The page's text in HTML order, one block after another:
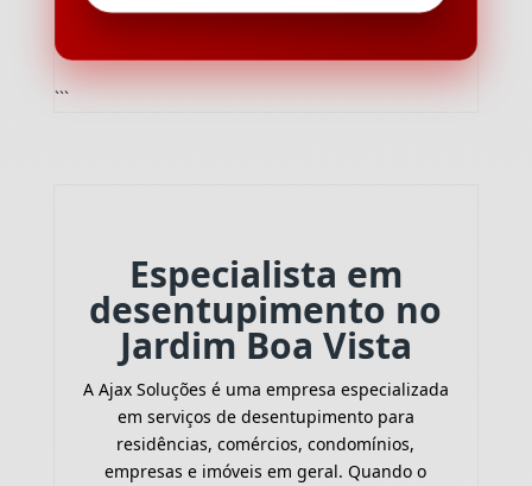
```
Especialista em
desentupimento no
Jardim Boa Vista
A Ajax Soluções é uma empresa especializada
em serviços de desentupimento para
residências, comércios, condomínios,
empresas e imóveis em geral. Quando o